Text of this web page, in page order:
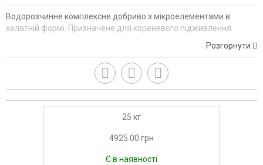
Водорозчинне комплексне добриво з мікроелементами в
хелатній формі. Призначене для кореневого підживлення
Розгорнути
25 кг
4925.00 грн
Є в наявності